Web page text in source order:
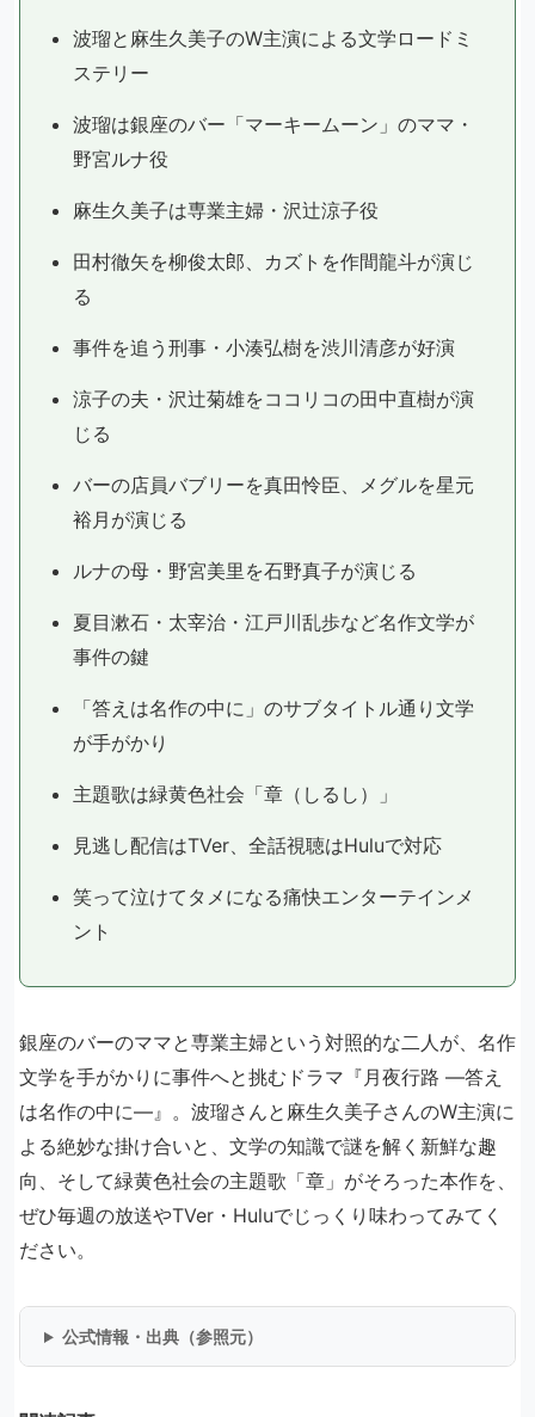
波瑠と麻生久美子のW主演による文学ロードミ
ステリー
波瑠は銀座のバー「マーキームーン」のママ・
野宮ルナ役
麻生久美子は専業主婦・沢辻涼子役
田村徹矢を柳俊太郎、カズトを作間龍斗が演じ
る
事件を追う刑事・小湊弘樹を渋川清彦が好演
涼子の夫・沢辻菊雄をココリコの田中直樹が演
じる
バーの店員バブリーを真田怜臣、メグルを星元
裕月が演じる
ルナの母・野宮美里を石野真子が演じる
夏目漱石・太宰治・江戸川乱歩など名作文学が
事件の鍵
「答えは名作の中に」のサブタイトル通り文学
が手がかり
主題歌は緑黄色社会「章（しるし）」
見逃し配信はTVer、全話視聴はHuluで対応
笑って泣けてタメになる痛快エンターテインメ
ント
銀座のバーのママと専業主婦という対照的な二人が、名作
文学を手がかりに事件へと挑むドラマ『月夜行路 ―答え
は名作の中に―』。波瑠さんと麻生久美子さんのW主演に
よる絶妙な掛け合いと、文学の知識で謎を解く新鮮な趣
向、そして緑黄色社会の主題歌「章」がそろった本作を、
ぜひ毎週の放送やTVer・Huluでじっくり味わってみてく
ださい。
公式情報・出典（参照元）